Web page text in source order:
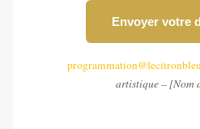
Envoyer votre
artistique – [Nom